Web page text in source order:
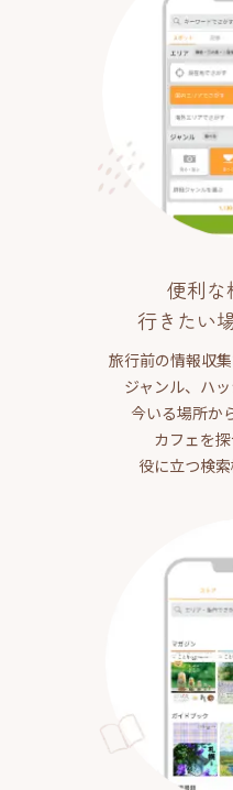
便利な
行きたい
旅行前の情報収
ジャンル、ハ
今いる場所か
カフェを
役に立つ検索